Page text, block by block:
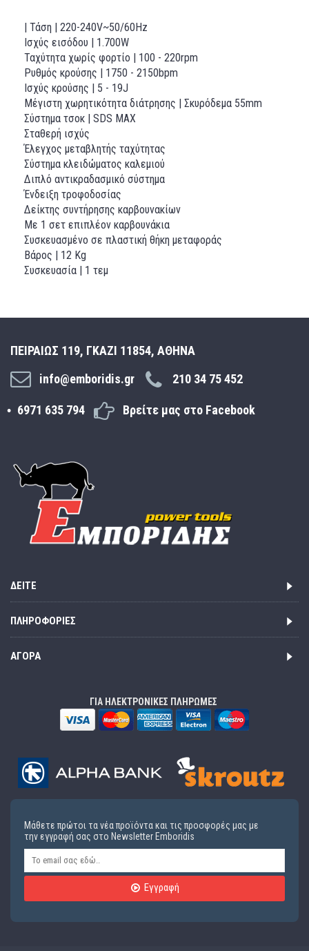
| Τάση | 220-240V~50/60Hz
Ισχύς εισόδου | 1.700W
Ταχύτητα χωρίς φορτίο | 100 - 220rpm
Ρυθμός κρούσης | 1750 - 2150bpm
Ισχύς κρούσης | 5 - 19J
Μέγιστη χωρητικότητα διάτρησης | Σκυρόδεμα 55mm
Σύστημα τσοκ | SDS MAX
Σταθερή ισχύς
Έλεγχος μεταβλητής ταχύτητας
Σύστημα κλειδώματος καλεμιού
Διπλό αντικραδασμικό σύστημα
Ένδειξη τροφοδοσίας
Δείκτης συντήρησης καρβουνακίων
Με 1 σετ επιπλέον καρβουνάκια
Συσκευασμένο σε πλαστική θήκη μεταφοράς
Βάρος | 12 Kg
Συσκευασία | 1 τεμ
ΠΕΙΡΑΙΩΣ 119, ΓΚΑΖΙ 11854, ΑΘΗΝΑ
info@emboridis.gr
210 34 75 452
6971 635 794 Βρείτε μας στο Facebook
ΔΕΊΤΕ
ΠΛΗΡΟΦΟΡΊΕΣ
ΑΓΟΡΆ
ΓΙΑ ΗΛΕΚΤΡΟΝΙΚΕΣ ΠΛΗΡΩΜΕΣ
Μάθετε πρώτοι τα νέα προϊόντα και τις προσφορές μας με
την εγγραφή σας στο Newsletter Emboridis
Εγγραφή